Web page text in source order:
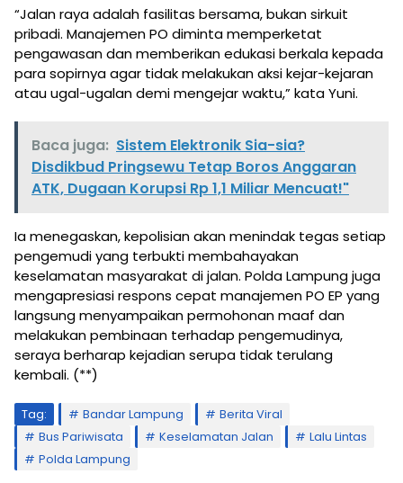
“Jalan raya adalah fasilitas bersama, bukan sirkuit
pribadi. Manajemen PO diminta memperketat
pengawasan dan memberikan edukasi berkala kepada
para sopirnya agar tidak melakukan aksi kejar-kejaran
atau ugal-ugalan demi mengejar waktu,” kata Yuni.
Baca juga: Sistem Elektronik Sia-sia?
Disdikbud Pringsewu Tetap Boros Anggaran
ATK, Dugaan Korupsi Rp 1,1 Miliar Mencuat!"
Ia menegaskan, kepolisian akan menindak tegas setiap
pengemudi yang terbukti membahayakan
keselamatan masyarakat di jalan. Polda Lampung juga
mengapresiasi respons cepat manajemen PO EP yang
langsung menyampaikan permohonan maaf dan
melakukan pembinaan terhadap pengemudinya,
seraya berharap kejadian serupa tidak terulang
kembali. (**)
Tag: Bandar Lampung
Berita Viral
Bus Pariwisata
Keselamatan Jalan
Lalu Lintas
Polda Lampung